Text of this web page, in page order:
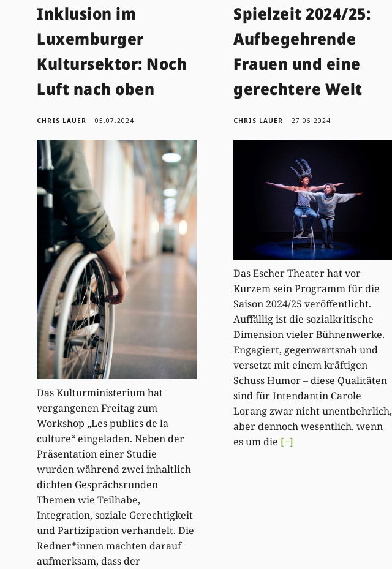
Inklusion im
Luxemburger
Kultursektor: Noch
Luft nach oben
CHRIS LAUER 05.07.2024
Das Kulturministerium hat
vergangenen Freitag zum
Workshop „Les publics de la
culture“ eingeladen. Neben der
Präsentation einer Studie
wurden während zwei inhaltlich
dichten Gesprächsrunden
Themen wie Teilhabe,
Integration, soziale Gerechtigkeit
und Partizipation verhandelt. Die
Redner*innen machten darauf
aufmerksam, dass der
Spielzeit 2024/25:
Aufbegehrende
Frauen und eine
gerechtere Welt
CHRIS LAUER 27.06.2024
Das Escher Theater hat vor
Kurzem sein Programm für die
Saison 2024/25 veröffentlicht.
Auffällig ist die sozialkritische
Dimension vieler Bühnenwerke.
Engagiert, gegenwartsnah und
versetzt mit einem kräftigen
Schuss Humor – diese Qualitäten
sind für Intendantin Carole
Lorang zwar nicht unentbehrlich,
aber dennoch wesentlich, wenn
es um die [+]